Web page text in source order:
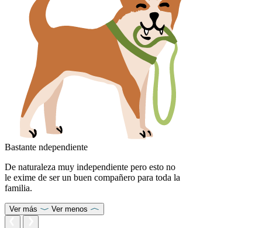
Bastante ndependiente
De naturaleza muy independiente pero esto no
le exime de ser un buen compañero para toda la
familia.
Ver más Ver menos